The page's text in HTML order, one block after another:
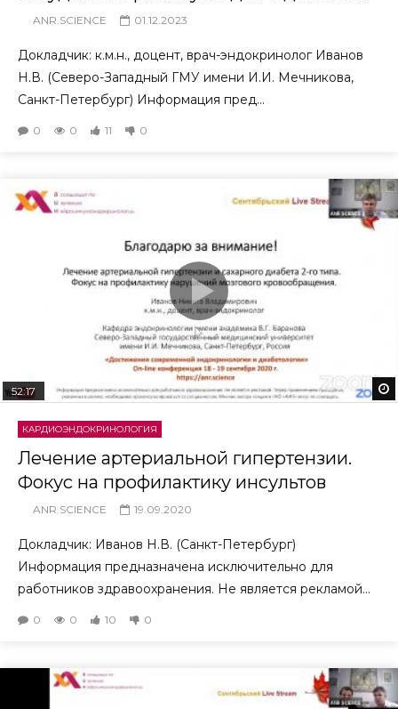
ANR.SCIENCE 01.12.2023
Докладчик: к.м.н., доцент, врач-эндокринолог Иванов
Н.В. (Северо-Западный ГМУ имени И.И. Мечникова,
Санкт-Петербург) Информация пред...
0 0 11 0
52:17
КАРДИОЭНДОКРИНОЛОГИЯ
Лечение артериальной гипертензии.
Фокус на профилактику инсультов
ANR.SCIENCE 19.09.2020
Докладчик: Иванов Н.В. (Санкт-Петербург)
Информация предназначена исключительно для
работников здравоохранения. Не является рекламой...
0 0 10 0